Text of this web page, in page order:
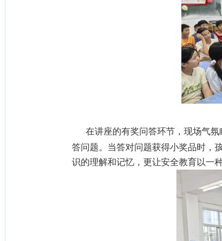
在讲座的有奖问答环节，现场气
答问题。当答对问题获得小奖品时，
识的理解和记忆，更让安全教育以一